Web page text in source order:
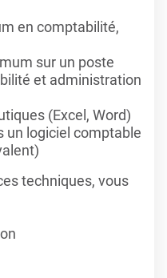
en comptabilité,
sur un poste
et administration
(Excel, Word)
un logiciel comptable
techniques, vous